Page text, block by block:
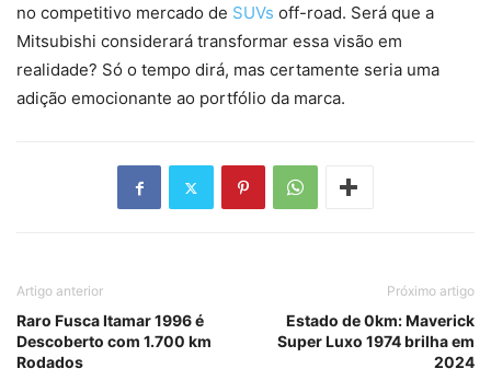
no competitivo mercado de SUVs off-road. Será que a
Mitsubishi considerará transformar essa visão em
realidade? Só o tempo dirá, mas certamente seria uma
adição emocionante ao portfólio da marca.
Artigo anterior
Raro Fusca Itamar 1996 é
Descoberto com 1.700 km
Rodados
Próximo artigo
Estado de 0km: Maverick
Super Luxo 1974 brilha em
2024